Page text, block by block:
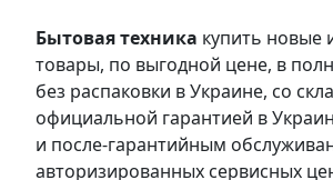
Бытовая техника купить новые
товары, по выгодной цене, в
без распаковки в Украине, со
официальной гарантией в
и после-гарантийным
авторизированных сервисных